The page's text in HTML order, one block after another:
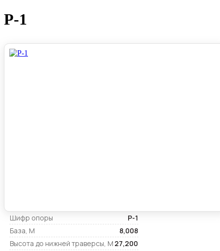
Р-1
Шифр опоры
Р-1
База, М
8,008
Высота до нижней траверсы, М 27,200